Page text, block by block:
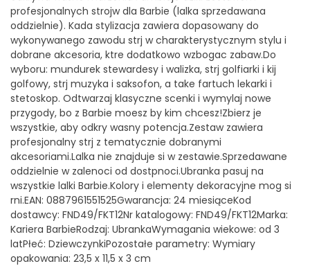
profesjonalnych strojw dla Barbie (lalka sprzedawana
oddzielnie). Kada stylizacja zawiera dopasowany do
wykonywanego zawodu strj w charakterystycznym stylu i
dobrane akcesoria, ktre dodatkowo wzbogac zabaw.Do
wyboru: mundurek stewardesy i walizka, strj golfiarki i kij
golfowy, strj muzyka i saksofon, a take fartuch lekarki i
stetoskop. Odtwarzaj klasyczne scenki i wymylaj nowe
przygody, bo z Barbie moesz by kim chcesz!Zbierz je
wszystkie, aby odkry wasny potencja.Zestaw zawiera
profesjonalny strj z tematycznie dobranymi
akcesoriami.Lalka nie znajduje si w zestawie.Sprzedawane
oddzielnie w zalenoci od dostpnoci.Ubranka pasuj na
wszystkie lalki Barbie.Kolory i elementy dekoracyjne mog si
rni.EAN: 0887961551525Gwarancja: 24 miesiąceKod
dostawcy: FND49/FKT12Nr katalogowy: FND49/FKT12Marka:
Kariera BarbieRodzaj: UbrankaWymagania wiekowe: od 3
latPłeć: DziewczynkiPozostałe parametry: Wymiary
opakowania: 23,5 x 11,5 x 3 cm